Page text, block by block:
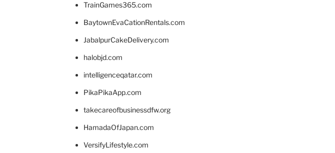
TrainGames365.com
BaytownEvaCationRentals.com
JabalpurCakeDelivery.com
halobjd.com
intelligenceqatar.com
PikaPikaApp.com
takecareofbusinessdfw.org
HamadaOfJapan.com
VersifyLifestyle.com